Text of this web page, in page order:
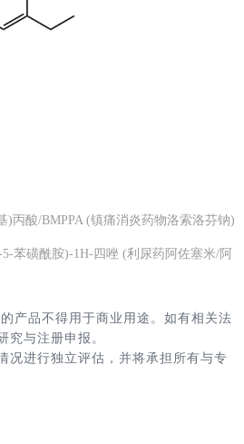
)丙酸/BMPPA (镇痛消炎药物洛索洛芬钠)
苯磺酰胺)-1H-四唑 (利尿药阿佐塞米/阿
产品不得用于商业用途。如有相关法
究与注册申报。
况进行独立评估，并将承担所有与专